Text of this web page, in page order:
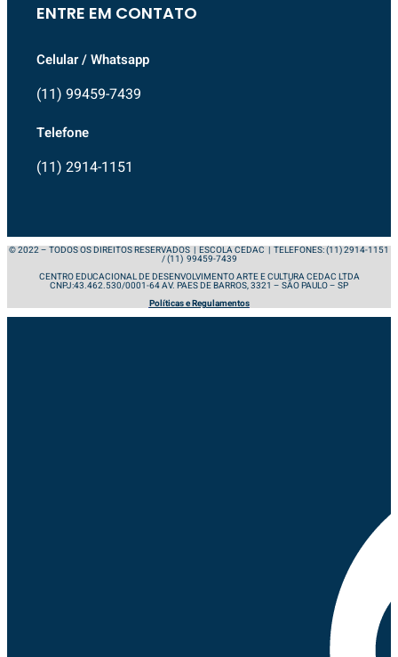
ENTRE EM CONTATO
Celular / Whatsapp
(11) 99459-7439
Telefone
(11) 2914-1151
© 2022 – TODOS OS DIREITOS RESERVADOS | ESCOLA CEDAC | TELEFONES: (11) 2914-1151
/ (11) 99459-7439
CENTRO EDUCACIONAL DE DESENVOLVIMENTO ARTE E CULTURA CEDAC LTDA
CNPJ:43.462.530/0001-64 AV. PAES DE BARROS, 3321 – SÃO PAULO – SP
Políticas e Regulamentos